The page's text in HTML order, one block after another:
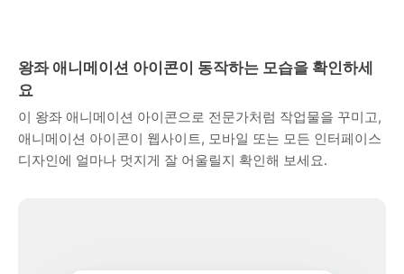
왕좌 애니메이션 아이콘이 동작하는 모습을 확인하세
요
이 왕좌 애니메이션 아이콘으로 전문가처럼 작업물을 꾸미고,
애니메이션 아이콘이 웹사이트, 모바일 또는 모든 인터페이스
디자인에 얼마나 멋지게 잘 어울릴지 확인해 보세요.